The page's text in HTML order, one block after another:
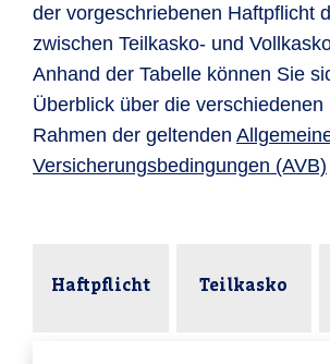
der vorgeschriebenen Haftpflicht
zwischen Teilkasko- und
Anhand der Tabelle können Sie
Überblick über die verschiedenen
Rahmen der geltenden
Versicherungsbedingungen (AVB)
Haftpflicht Teilkasko